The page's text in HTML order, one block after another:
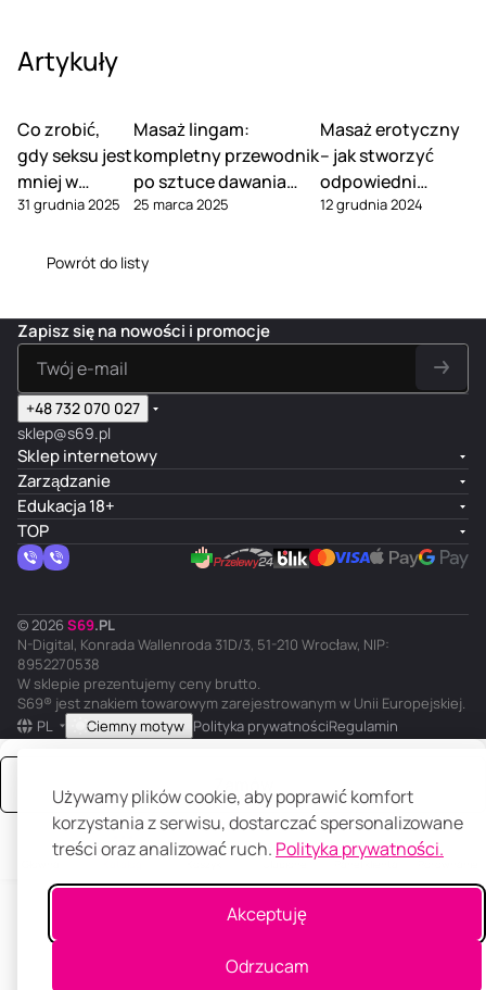
Używamy plików cookie, aby poprawić komfort
korzystania z serwisu, dostarczać spersonalizowane
treści oraz analizować ruch. Polityka prywatności.
Akceptuję
Odrzucam
Artykuły
Co zrobić,
gdy seksu jest
mniej w
związku
31 grudnia 2025
Masaż lingam:
kompletny przewodnik
po sztuce dawania
rozkoszy
25 marca 2025
Masaż erotyczny
– jak stworzyć
odpowiedni
nastrój?
12 grudnia 2024
Powrót do listy
Zamów
Panel klienta
Zapisz się na nowości i promocje
+48 732 070 027
sklep@s69.pl
Sklep internetowy
Zarządzanie
Edukacja 18+
TOP
© 2026 S69.PL
N-Digital, Konrada Wallenroda 31D/3, 51-210 Wrocław, NIP:
8952270538
W sklepie prezentujemy ceny brutto.
S69® jest znakiem towarowym zarejestrowanym w Unii Europejskiej.
PL
Ciemny motyw Polityka prywatnościRegulamin